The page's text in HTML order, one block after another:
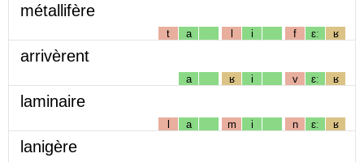
métallifère
t a l i f ɛː ʁ
arrivèrent
a ʁ i v ɛː ʁ
laminaire
l a m i n ɛː ʁ
lanigère